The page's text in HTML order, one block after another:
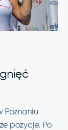
Poznaniu
pozycje. Po